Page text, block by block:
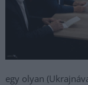
egy olyan